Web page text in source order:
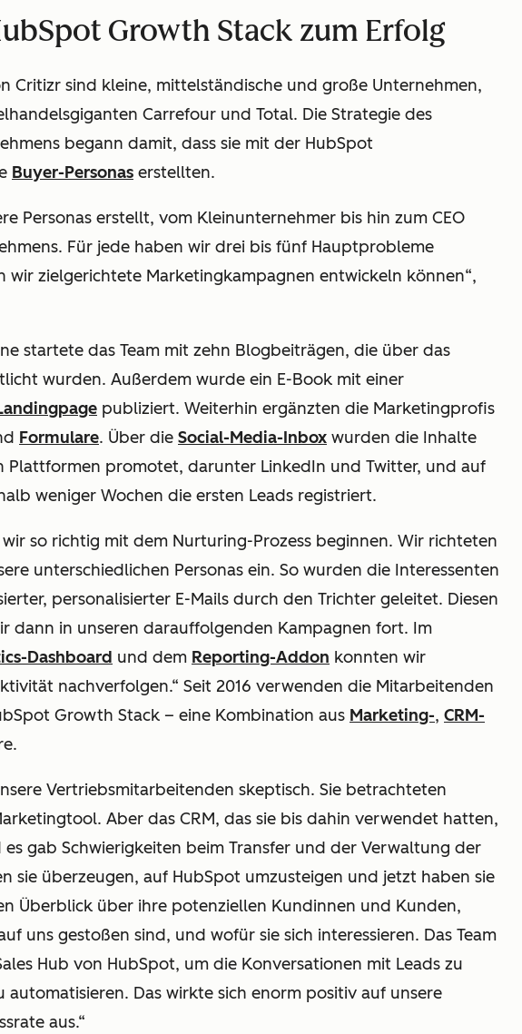
Growth Stack zum Erfolg
Critizr sind kleine, mittelständische und große Unternehmen,
Carrefour und Total. Die Strategie des
begann damit, dass sie mit der HubSpot
Buyer-Personas erstellten.
Personas erstellt, vom Kleinunternehmer bis hin zum CEO
Für jede haben wir drei bis fünf Hauptprobleme
wir zielgerichtete Marketingkampagnen entwickeln können“,
startete das Team mit zehn Blogbeiträgen, die über das
wurden. Außerdem wurde ein E-Book mit einer
publiziert. Weiterhin ergänzten die Marketingprofis
Formulare. Über die Social-Media-Inbox wurden die Inhalte
Plattformen promotet, darunter LinkedIn und Twitter, und auf
weniger Wochen die ersten Leads registriert.
so richtig mit dem Nurturing-Prozess beginnen. Wir richteten
unterschiedlichen Personas ein. So wurden die Interessenten
personalisierter E-Mails durch den Trichter geleitet. Diesen
dann in unseren darauffolgenden Kampagnen fort. Im
Dashboard und dem Reporting-Addon konnten wir
nachverfolgen.“ Seit 2016 verwenden die Mitarbeitenden
Growth Stack – eine Kombination aus Marketing-, CRM-
Vertriebsmitarbeitenden skeptisch. Sie betrachteten
Aber das CRM, das sie bis dahin verwendet hatten,
gab Schwierigkeiten beim Transfer und der Verwaltung der
sie überzeugen, auf HubSpot umzusteigen und jetzt haben sie
Überblick über ihre potenziellen Kundinnen und Kunden,
uns gestoßen sind, und wofür sie sich interessieren. Das Team
Hub von HubSpot, um die Konversationen mit Leads zu
automatisieren. Das wirkte sich enorm positiv auf unsere
aus.“